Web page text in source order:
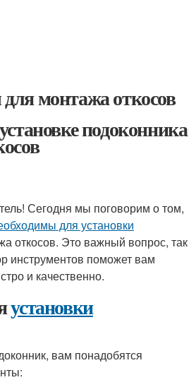
монтажа откосов
подоконника
Сегодня мы поговорим о том,
для установки
откосов. Это важный вопрос, так
инструментов поможет вам
и качественно.
установки
вам понадобятся